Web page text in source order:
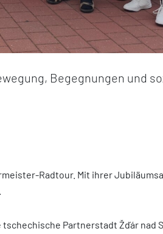
Begegnungen und
Radtour. Mit ihrer
Partnerstadt Žďár nad